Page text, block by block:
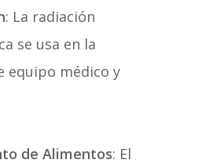
: La radiación
se usa en la
equipo médico y
de Alimentos: El